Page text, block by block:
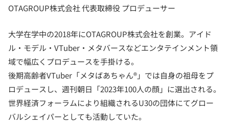
OTAGROUP株式会社 代表取締役 プロデューサー
大学在学中の2018年にOTAGROUP株式会社を創業。アイド
ル・モデル・VTuber・メタバースなどエンタテインメント領
域で幅広くプロデュースを手掛ける。
後期高齢者VTuber「メタばあちゃん®︎」では自身の祖母をプ
ロデュースし、週刊朝日「2023年100人の顔」に選出される。
世界経済フォーラムにより組織されるU30の団体にてグロー
バルシェイパーとしても活動していた。